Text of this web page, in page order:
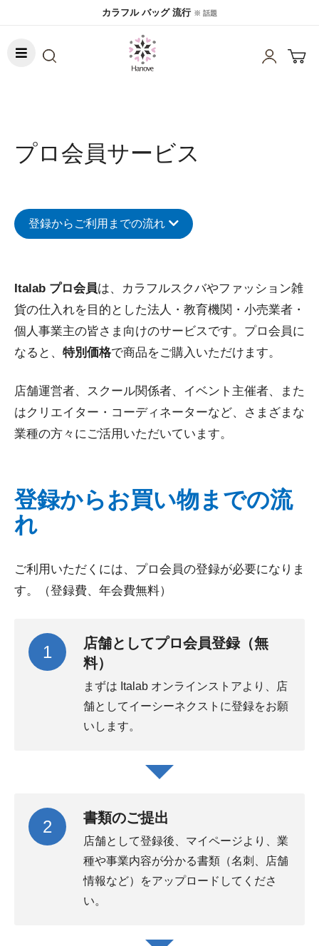
カラフル バッグ 流行 ※ 話題
プロ会員サービス
登録からご利用までの流れ
Italab プロ会員は、カラフルスクバやファッション雑
貨の仕入れを目的とした法人・教育機関・小売業者・
個人事業主の皆さま向けのサービスです。プロ会員に
なると、 特別価格で商品をご購入いただけます。
店舗運営者、スクール関係者、イベント主催者、また
はクリエイター・コーディネーターなど、さまざまな
業種の方々にご活用いただいています。
登録からお買い物までの流
れ
ご利用いただくには、プロ会員の登録が必要になりま
す。（登録費、年会費無料）
1
店舗としてプロ会員登録（無
料）
まずは Italab オンラインストアより、店
舗としてイーシーネクストに登録をお願
いします。
2 書類のご提出
店舗として登録後、マイページより、業
種や事業内容が分かる書類（名刺、店舗
情報など）をアップロードしてくださ
い。